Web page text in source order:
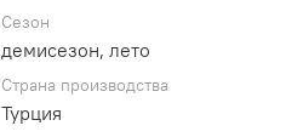
Сезон
демисезон, лето
Страна производства
Турция